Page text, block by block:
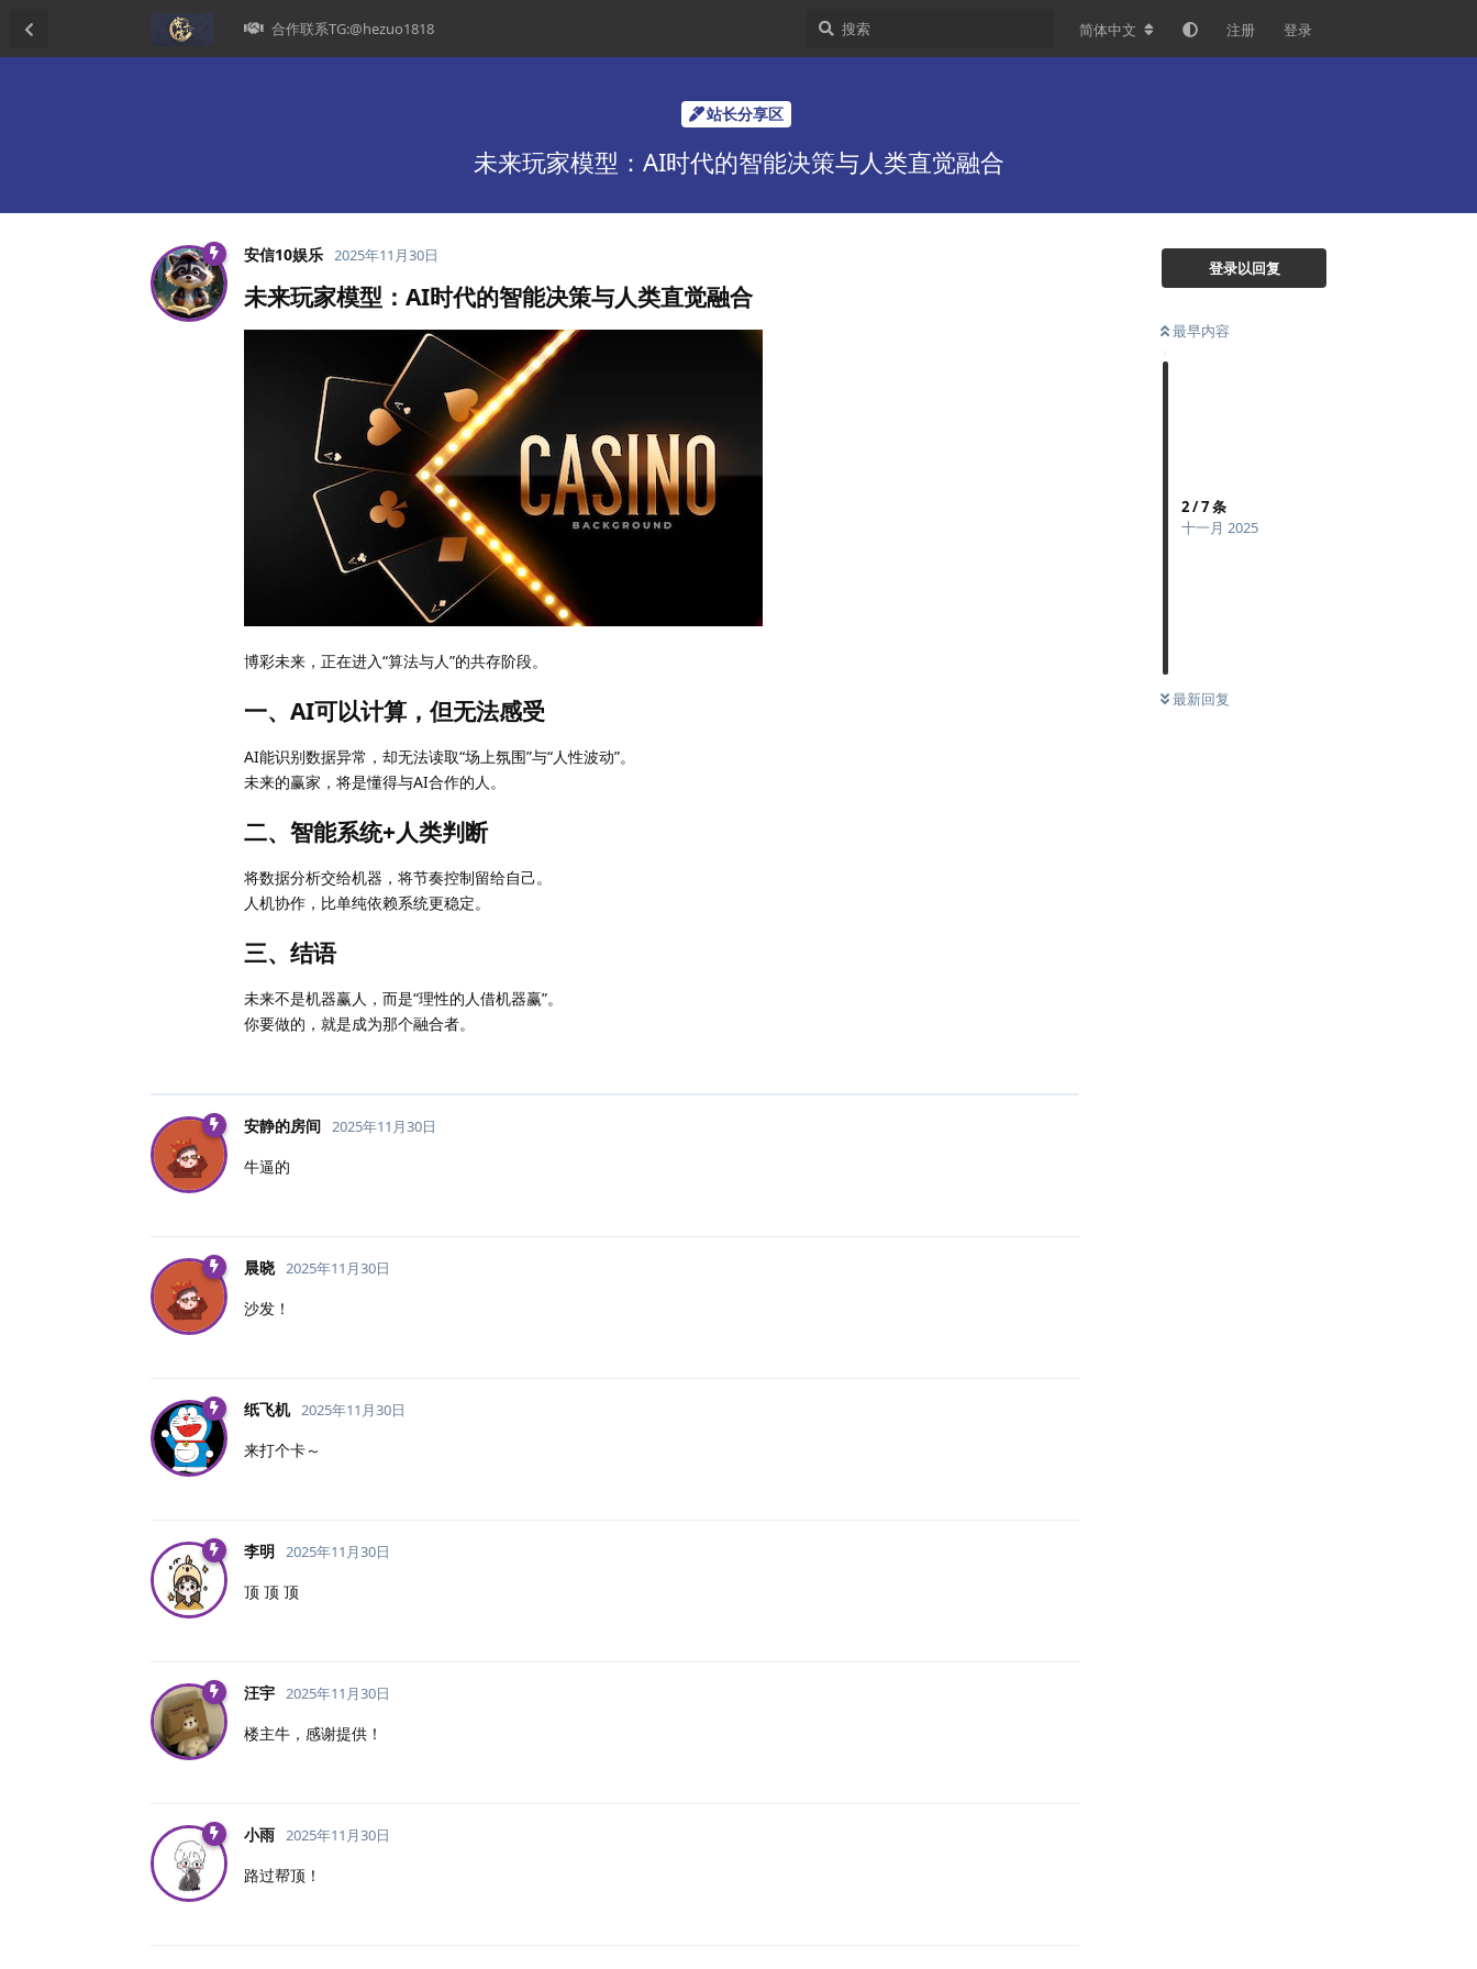
合作联系TG:@hezuo1818 简体中文 注册 登录
站长分享区
未来玩家模型：AI时代的智能决策与人类直觉融合
登录以回复
最早内容
2/7条
十一月 2025
最新回复
安信10娱乐 2025年11月30日
未来玩家模型：AI时代的智能决策与人类直觉融合
博彩未来，正在进入“算法与人”的共存阶段。
一、AI可以计算，但无法感受
AI能识别数据异常，却无法读取“场上氛围”与“人性波动”。
未来的赢家，将是懂得与AI合作的人。
二、智能系统+人类判断
将数据分析交给机器，将节奏控制留给自己。
人机协作，比单纯依赖系统更稳定。
三、结语
未来不是机器赢人，而是“理性的人借机器赢”。
你要做的，就是成为那个融合者。
安静的房间 2025年11月30日
牛逼的
晨晓 2025年11月30日
沙发！
纸飞机 2025年11月30日
来打个卡～
李明 2025年11月30日
顶 顶 顶
汪宇 2025年11月30日
楼主牛，感谢提供！
小雨 2025年11月30日
路过帮顶！